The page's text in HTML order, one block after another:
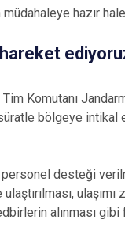
hazır
Komutanı
bölgeye intikal
desteği
alınması